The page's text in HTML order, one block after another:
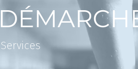
Services